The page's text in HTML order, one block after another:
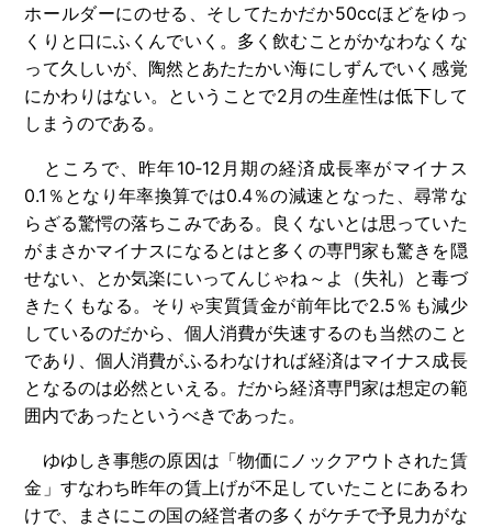
ホールダーにのせる、そしてたかだか50ccほどをゆっ
くりと口にふくんでいく。多く飲むことがかなわなくな
って久しいが、陶然とあたたかい海にしずんでいく感覚
にかわりはない。ということで2月の生産性は低下して
しまうのである。
ところで、昨年10‐12月期の経済成長率がマイナス
0.1％となり年率換算では0.4％の減速となった、尋常な
らざる驚愕の落ちこみである。良くないとは思っていた
がまさかマイナスになるとはと多くの専門家も驚きを隠
せない、とか気楽にいってんじゃね～よ（失礼）と毒づ
きたくもなる。そりゃ実質賃金が前年比で2.5％も減少
しているのだから、個人消費が失速するのも当然のこと
であり、個人消費がふるわなければ経済はマイナス成長
となるのは必然といえる。だから経済専門家は想定の範
囲内であったというべきであった。
ゆゆしき事態の原因は「物価にノックアウトされた賃
金」すなわち昨年の賃上げが不足していたことにあるわ
けで、まさにこの国の経営者の多くがケチで予見力がな